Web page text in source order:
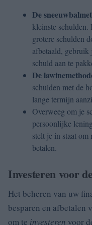
De
kleinste
grotere schulden
afbetaald, gebruik
schuld aan te
De
schulden met de
lange termijn
Overweeg om je
persoonlijke
stelt je in staat om
betalen.
Investeren voor
Het beheren van uw
besparen en afbetalen
om te investeren voor